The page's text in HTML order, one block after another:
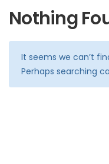
Nothing
It seems we can’t
Perhaps searching